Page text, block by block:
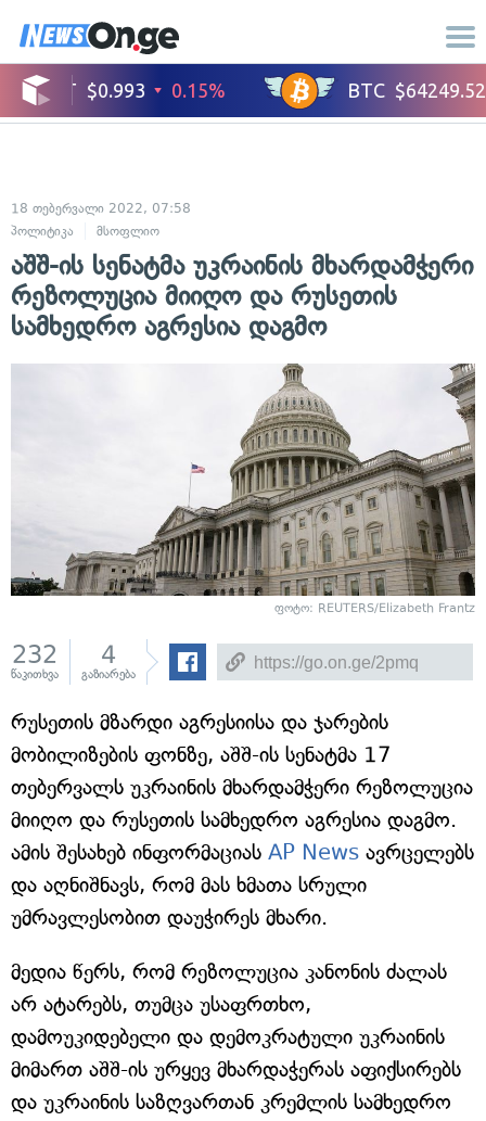
18 თებერვალი 2022, 07:58
პოლიტიკა
მსოფლიო
აშშ-ის სენატმა უკრაინის მხარდამჭერი
რეზოლუცია მიიღო და რუსეთის
სამხედრო აგრესია დაგმო
ფოტო: REUTERS/Elizabeth Frantz
232
წაკითხვა
4
გაზიარება
რუსეთის მზარდი აგრესიისა და ჯარების
მობილიზების ფონზე, აშშ-ის სენატმა 17
თებერვალს უკრაინის მხარდამჭერი რეზოლუცია
მიიღო და რუსეთის სამხედრო აგრესია დაგმო.
ამის შესახებ ინფორმაციას AP News ავრცელებს
და აღნიშნავს, რომ მას ხმათა სრული
უმრავლესობით დაუჭირეს მხარი.
მედია წერს, რომ რეზოლუცია კანონის ძალას
არ ატარებს, თუმცა უსაფრთხო,
დამოუკიდებელი და დემოკრატული უკრაინის
მიმართ აშშ-ის ურყევ მხარდაჭერას აფიქსირებს
და უკრაინის საზღვართან კრემლის სამხედრო